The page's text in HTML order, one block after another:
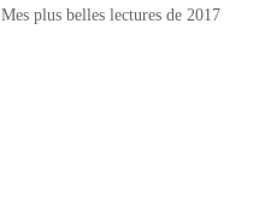
Mes plus belles lectures de 2017